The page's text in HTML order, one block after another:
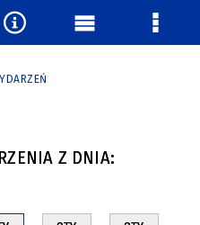
Z DNIA:
NarzędziaMenu
Menu